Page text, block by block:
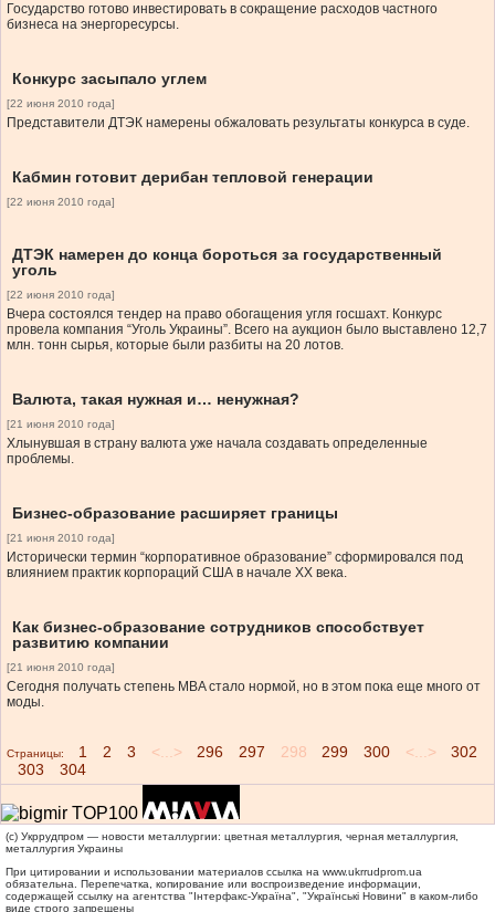
Государство готово инвестировать в сокращение расходов частного
бизнеса на энергоресурсы.
Конкурс засыпало углем
[22 июня 2010 года]
Представители ДТЭК намерены обжаловать результаты конкурса в суде.
Кабмин готовит дерибан тепловой генерации
[22 июня 2010 года]
ДТЭК намерен до конца бороться за государственный
уголь
[22 июня 2010 года]
Вчера состоялся тендер на право обогащения угля госшахт. Конкурс
провела компания “Уголь Украины”. Всего на аукцион было выставлено 12,7
млн. тонн сырья, которые были разбиты на 20 лотов.
Валюта, такая нужная и… ненужная?
[21 июня 2010 года]
Хлынувшая в страну валюта уже начала создавать определенные
проблемы.
Бизнес-образование расширяет границы
[21 июня 2010 года]
Исторически термин “корпоративное образование” сформировался под
влиянием практик корпораций США в начале ХХ века.
Как бизнес-образование сотрудников способствует
развитию компании
[21 июня 2010 года]
Сегодня получать степень MBA стало нормой, но в этом пока еще много от
моды.
Страницы: 1 2 3 <...> 296 297 298 299 300 <...>
302
303
304
(c) Укррудпром — новости металлургии: цветная металлургия, черная металлургия,
металлургия Украины
При цитировании и использовании материалов ссылка на www.ukrrudprom.ua
обязательна. Перепечатка, копирование или воспроизведение информации,
содержащей ссылку на агентства "Iнтерфакс-Україна", "Українськi Новини" в каком-либо
виде строго запрещены